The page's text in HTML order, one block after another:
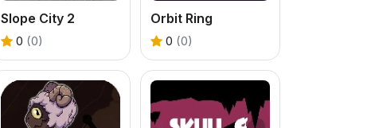
Slope City 2
0 (0)
Orbit Ring
0 (0)